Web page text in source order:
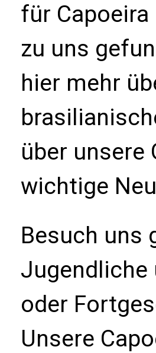
für
zu uns
hier mehr
über unsere
wichtige
Besuch uns
Jugendliche
oder
Unsere